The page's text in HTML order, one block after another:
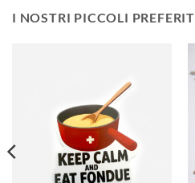
I NOSTRI PICCOLI